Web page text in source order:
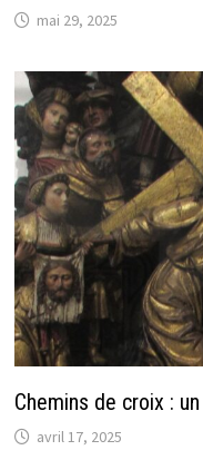
mai 29, 2025
Chemins de croix :
avril 17, 2025